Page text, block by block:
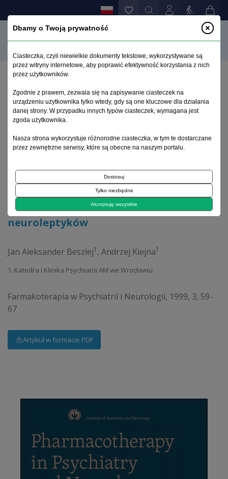
Znaczenie kliniczne biotransformacji neuroleptyków
Archiwum 1995–2023
Znaczenie kliniczne biotransformacji
neuroleptyków
Jan Aleksander Beszłej1 , Andrzej Kiejna1
1. Katedra i Klinika Psychiatrii AM we Wrocławiu
Farmakoterapia w Psychiatrii i Neurologii, 1999, 3, 59-
67
Artykuł w formacie PDF
Dbamy o Twoją prywatność
Ciasteczka, czyli niewielkie dokumenty tekstowe, wykorzystywane są
przez witryny internetowe, aby poprawić efektywność korzystania z nich
przez użytkowników.
Zgodnie z prawem, zezwala się na zapisywanie ciasteczek na
urządzeniu użytkownika tylko wtedy, gdy są one kluczowe dla działania
danej strony. W przypadku innych typów ciasteczek, wymagana jest
zgoda użytkownika.
Nasza strona wykorzystuje różnorodne ciasteczka, w tym te dostarczane
przez zewnętrzne serwisy, które są obecne na naszym portalu.
Dostosuj
Tylko niezbędne
Akceptuję wszystkie